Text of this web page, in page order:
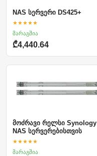
NAS სერვერი DS425+
★★★★★
მარაგშია
₾4,440.64
მოძრავი რელსი Synology
NAS სერვერებისთვის
★★★★★
მარაგშია